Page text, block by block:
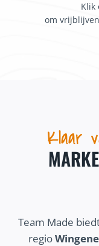
Klik
om
Klaar
Team Made
regio